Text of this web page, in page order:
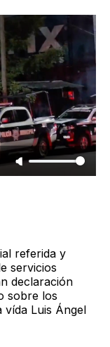
referida y
servicios
declaración
sobre los
vída Luis Ángel